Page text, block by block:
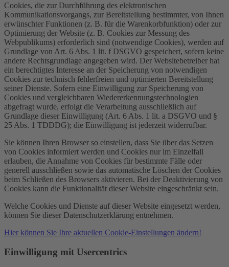
Cookies, die zur Durchführung des elektronischen
Kommunikationsvorgangs, zur Bereitstellung bestimmter, von Ihnen
erwünschter Funktionen (z. B. für die Warenkorbfunktion) oder zur
Optimierung der Website (z. B. Cookies zur Messung des
Webpublikums) erforderlich sind (notwendige Cookies), werden auf
Grundlage von Art. 6 Abs. 1 lit. f DSGVO gespeichert, sofern keine
andere Rechtsgrundlage angegeben wird. Der Websitebetreiber hat
ein berechtigtes Interesse an der Speicherung von notwendigen
Cookies zur technisch fehlerfreien und optimierten Bereitstellung
seiner Dienste. Sofern eine Einwilligung zur Speicherung von
Cookies und vergleichbaren Wiedererkennungstechnologien
abgefragt wurde, erfolgt die Verarbeitung ausschließlich auf
Grundlage dieser Einwilligung (Art. 6 Abs. 1 lit. a DSGVO und §
25 Abs. 1 TDDDG); die Einwilligung ist jederzeit widerrufbar.
Sie können Ihren Browser so einstellen, dass Sie über das Setzen
von Cookies informiert werden und Cookies nur im Einzelfall
erlauben, die Annahme von Cookies für bestimmte Fälle oder
generell ausschließen sowie das automatische Löschen der Cookies
beim Schließen des Browsers aktivieren. Bei der Deaktivierung von
Cookies kann die Funktionalität dieser Website eingeschränkt sein.
Welche Cookies und Dienste auf dieser Website eingesetzt werden,
können Sie dieser Datenschutzerklärung entnehmen.
Hier können Sie Ihre aktuellen Cookie-Einstellungen ändern!
Einwilligung mit Usercentrics